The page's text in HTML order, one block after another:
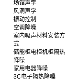
场馆声学
风洞声学
振动控制
空调降噪
室内吸声材料安装方
式
储能柜电柜机柜隔热
降噪
家用电器降噪
3C电子隔热降噪